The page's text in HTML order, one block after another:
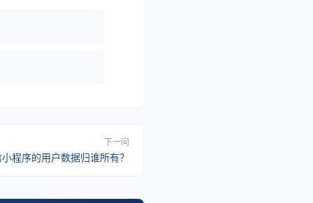
下一问
程序的用户数据归谁所有？